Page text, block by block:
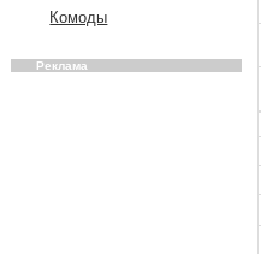
Комоды
Реклама